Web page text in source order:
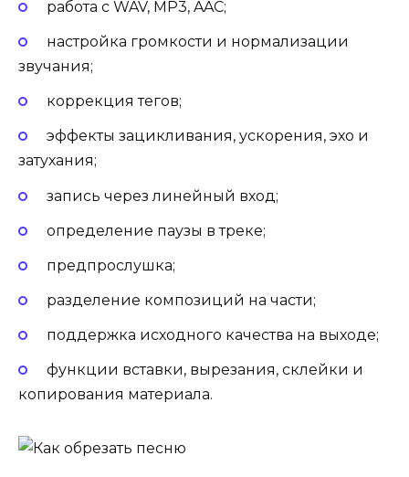
работа с WAV, MP3, AAC;
настройка громкости и нормализации
звучания;
коррекция тегов;
эффекты зацикливания, ускорения, эхо и
затухания;
запись через линейный вход;
определение паузы в треке;
предпрослушка;
разделение композиций на части;
поддержка исходного качества на выходе;
функции вставки, вырезания, склейки и
копирования материала.